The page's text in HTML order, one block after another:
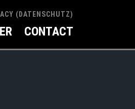
(DATENSCHUTZ)
CONTACT